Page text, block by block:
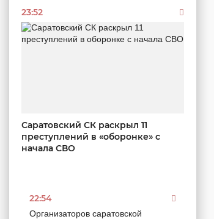
23:52
Саратовский СК раскрыл 11
преступлений в «оборонке» с
начала СВО
22:54
Организаторов саратовской